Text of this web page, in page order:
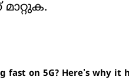
fast on 5G? Here's why it